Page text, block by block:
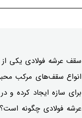
سقف عرشه فولادی یکی
انواع سقف‌های مرکب
برای سازه ایجاد کرده
عرشه فولادی چگونه